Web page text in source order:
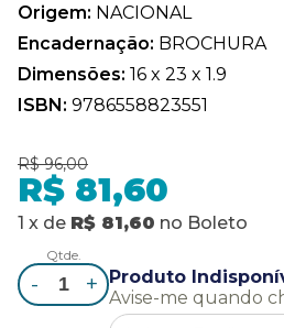
Origem: NACIONAL
Encadernação: BROCHURA
Dimensões: 16 x 23 x 1.9
ISBN: 9786558823551
R$ 96,00
R$ 81,60
1 x de R$ 81,60 no Boleto
Qtde.
- +
Produto
Avise-me quando